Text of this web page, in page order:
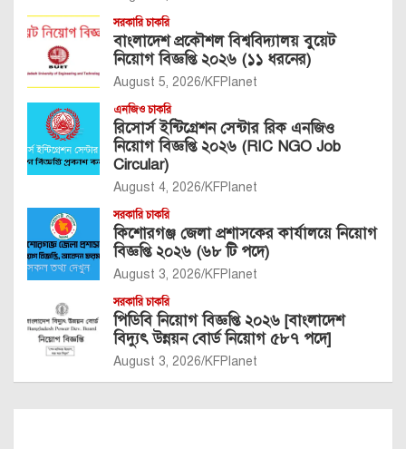
সরকারি চাকরি
বাংলাদেশ প্রকৌশল বিশ্ববিদ্যালয় বুয়েট
নিয়োগ বিজ্ঞপ্তি ২০২৬ (১১ ধরনের)
August 5, 2026 KFPlanet
এনজিও চাকরি
রিসোর্স ইন্টিগ্রেশন সেন্টার রিক এনজিও
নিয়োগ বিজ্ঞপ্তি ২০২৬ (RIC NGO Job
Circular)
August 4, 2026 KFPlanet
সরকারি চাকরি
কিশোরগঞ্জ জেলা প্রশাসকের কার্যালয়ে নিয়োগ
বিজ্ঞপ্তি ২০২৬ (৬৮ টি পদে)
August 3, 2026 KFPlanet
সরকারি চাকরি
পিডিবি নিয়োগ বিজ্ঞপ্তি ২০২৬ [বাংলাদেশ
বিদ্যুৎ উন্নয়ন বোর্ড নিয়োগ ৫৮৭ পদে]
August 3, 2026 KFPlanet